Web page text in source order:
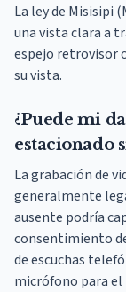
La ley de Misisipi
una vista clara a
espejo retrovisor
su vista.
¿Puede mi
estacionado
La grabación de
generalmente
ausente podría
consentimiento
de escuchas
micrófono para